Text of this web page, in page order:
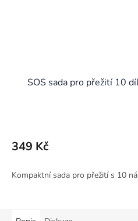
SOS sada pro přežití 10
349 Kč
Kompaktní sada pro přežití s 10